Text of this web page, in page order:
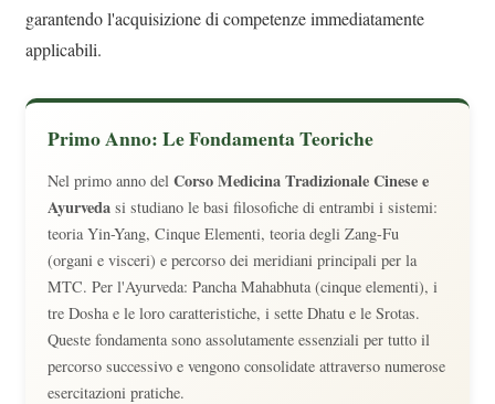
garantendo l'acquisizione di competenze immediatamente
applicabili.
Primo Anno: Le Fondamenta Teoriche
Nel primo anno del Corso Medicina Tradizionale Cinese e
Ayurvedasi studiano le basi filosofiche di entrambi i sistemi:
teoria Yin-Yang, Cinque Elementi, teoria degli Zang-Fu
(organi e visceri) e percorso dei meridiani principali per la
MTC. Per l'Ayurveda: Pancha Mahabhuta (cinque elementi), i
tre Dosha e le loro caratteristiche, i sette Dhatu e le Srotas.
Queste fondamenta sono assolutamente essenziali per tutto il
percorso successivo e vengono consolidate attraverso numerose
esercitazioni pratiche.